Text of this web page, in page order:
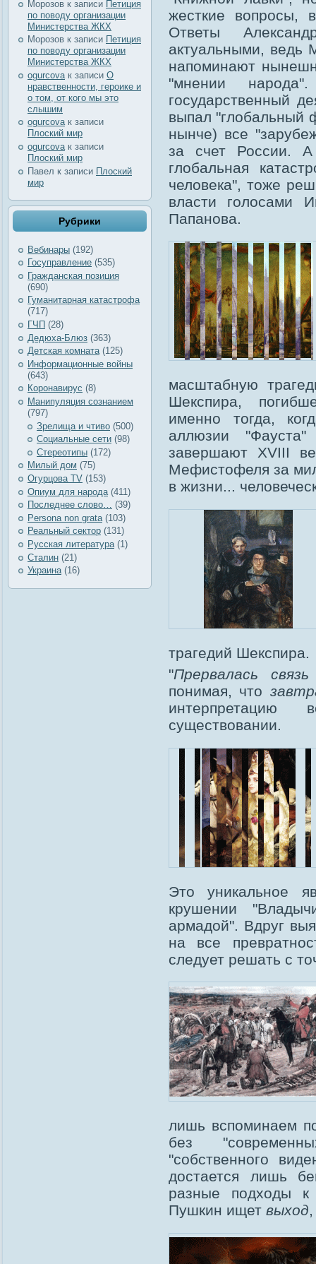
Морозов к записи Петиция
по поводу организации
Министерства ЖКХ
Морозов к записи Петиция
по поводу организации
Министерства ЖКХ
ogurcova к записи О
нравственности, героике и
о том, от кого мы это
слышим
ogurcovaк записи
Плоский мир
ogurcova к записи
Плоский мир
Павел к записи Плоский
мир
Рубрики
Вебинары (192)
Госуправление (535)
Гражданская позиция
(690)
Гуманитарная катастрофа
(717)
ГЧП (28)
Дедюха-Блюз (363)
Детская комната(125)
Информационные войны
(643)
Коронавирус (8)
Манипуляция сознанием
(797)
Зрелища и чтиво (500)
Социальные сети (98)
Стереотипы (172)
Милый дом (75)
Огурцова TV (153)
Опиум для народа (411)
Последнее слово… (39)
Рersona non grata (103)
Реальный сектор (131)
Русская литература (1)
Сталин (21)
Украина(16)
жесткие вопросы,
Ответы
актуальными, ведь
напоминают
"мнении
государственный
выпал "глобальный
нынче) все
за счет России.
глобальная
человека", тоже
власти голосами
Папанова.
масштабную
Шекспира,
именно тогда,
аллюзии
завершают ХVIII
Мефистофеля за
в жизни...
трагедий Шекспира.
"Прервалась
понимая, что
интерпретацию
существовании.
Это уникальное
крушении
армадой". Вдруг
на все
следует решать с
лишь вспоминаем
без
"собственного
достается лишь
разные подходы к
Пушкин ищет выход